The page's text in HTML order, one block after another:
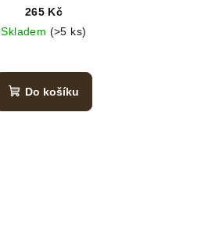
265 Kč
Skladem (>5 ks)
Do košíku